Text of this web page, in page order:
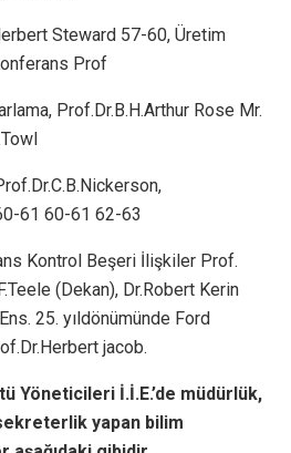
Steward 57-60, Üretim
Prof
Prof.Dr.B.H.Arthur Rose Mr.
61 60-61 62-63
Kontrol Beşeri İlişkiler Prof.
(Dekan), Dr.Robert Kerin
25. yıldönümünde Ford
jacob.
Yöneticileri İ.İ.E.’de müdürlük,
sekreterlik yapan bilim